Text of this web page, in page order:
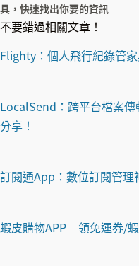
具，快速找出你要的資訊
不要錯過相關文章！
Flighty：個人飛行紀錄管
LocalSend：跨平台檔案
分享！
訂閱通App：數位訂閱管理
蝦皮購物APP – 領免運券/